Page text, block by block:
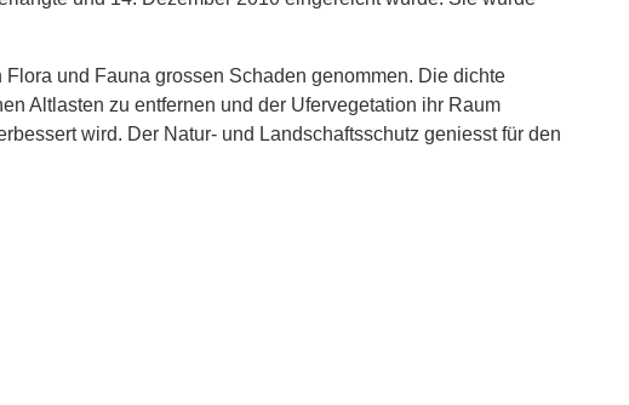
und Fauna grossen Schaden genommen. Die dichte
Altlasten zu entfernen und der Ufervegetation ihr Raum
wird. Der Natur- und Landschaftsschutz geniesst für den